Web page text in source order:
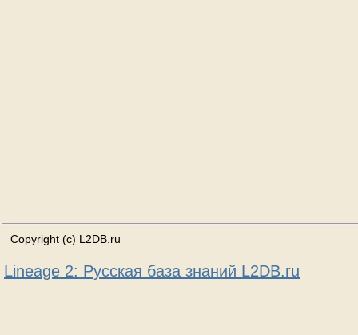
Copyright (c) L2DB.ru
Lineage 2: Русская база знаний L2DB.ru